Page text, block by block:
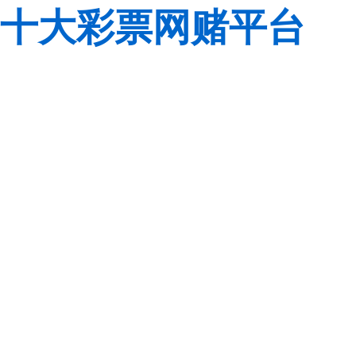
十大彩票网赌平台